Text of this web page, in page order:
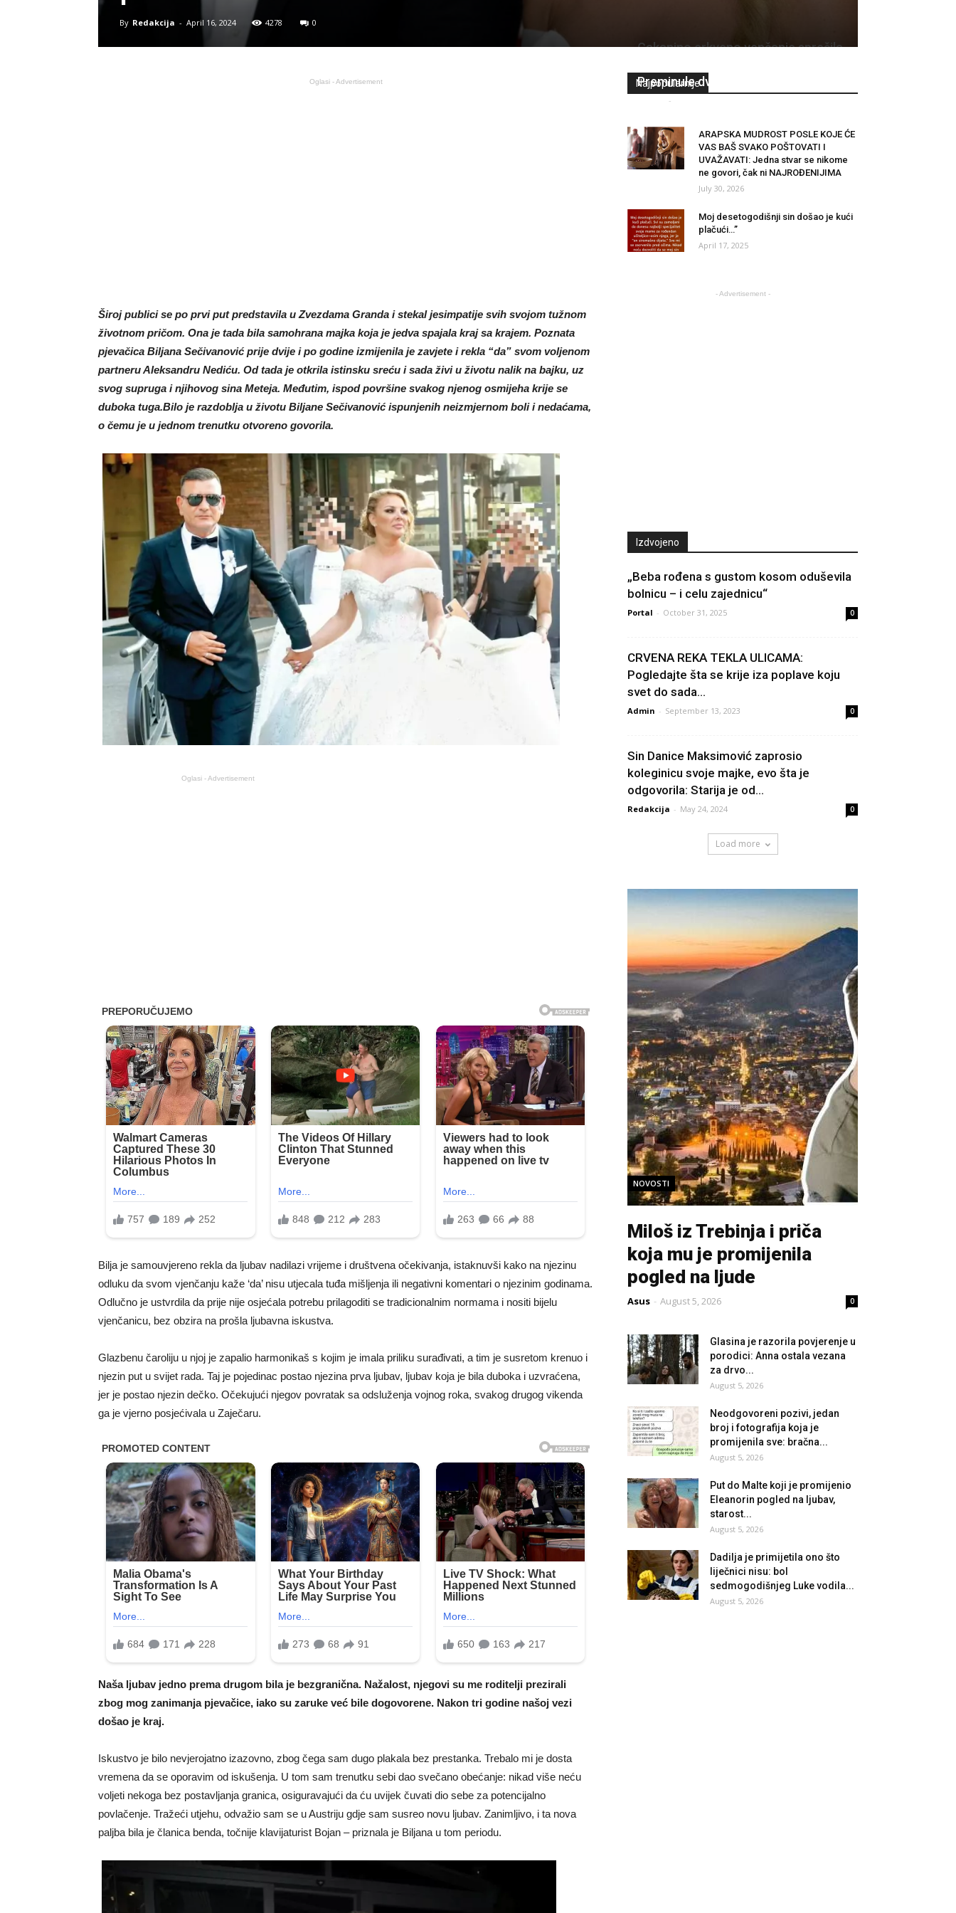
By Redakcija - April 16, 2024 4278 0
Oglasi - Advertisement
Široj publici se po prvi put predstavila u Zvezdama Granda i stekal jesimpatije svih svojom tužnom
životnom pričom. Ona je tada bila samohrana majka koja je jedva spajala kraj sa krajem. Poznata
pjevačica Biljana Sečivanović prije dvije i po godine izmijenila je zavjete i rekla “da” svom voljenom
partneru Aleksandru Nediću. Od tada je otkrila istinsku sreću i sada živi u životu nalik na bajku, uz
svog supruga i njihovog sina Meteja. Međutim, ispod površine svakog njenog osmijeha krije se
duboka tuga.Bilo je razdoblja u životu Biljane Sečivanović ispunjenih neizmjernom boli i nedaćama,
o čemu je u jednom trenutku otvoreno govorila.
Oglasi - Advertisement
Bilja je samouvjereno rekla da ljubav nadilazi vrijeme i društvena očekivanja, istaknuvši kako na njezinu
odluku da svom vjenčanju kaže ‘da’ nisu utjecala tuđa mišljenja ili negativni komentari o njezinim godinama.
Odlučno je ustvrdila da prije nije osjećala potrebu prilagoditi se tradicionalnim normama i nositi bijelu
vjenčanicu, bez obzira na prošla ljubavna iskustva.
Glazbenu čaroliju u njoj je zapalio harmonikaš s kojim je imala priliku surađivati, a tim je susretom krenuo i
njezin put u svijet rada. Taj je pojedinac postao njezina prva ljubav, ljubav koja je bila duboka i uzvraćena,
jer je postao njezin dečko. Očekujući njegov povratak sa odsluženja vojnog roka, svakog drugog vikenda
ga je vjerno posjećivala u Zaječaru.
Naša ljubav jedno prema drugom bila je bezgranična. Nažalost, njegovi su me roditelji prezirali
zbog mog zanimanja pjevačice, iako su zaruke već bile dogovorene. Nakon tri godine našoj vezi
došao je kraj.
Iskustvo je bilo nevjerojatno izazovno, zbog čega sam dugo plakala bez prestanka. Trebalo mi je dosta
vremena da se oporavim od iskušenja. U tom sam trenutku sebi dao svečano obećanje: nikad više neću
voljeti nekoga bez postavljanja granica, osiguravajući da ću uvijek čuvati dio sebe za potencijalno
povlačenje. Tražeći utjehu, odvažio sam se u Austriju gdje sam susreo novu ljubav. Zanimljivo, i ta nova
paljba bila je članica benda, točnije klavijaturist Bojan – priznala je Biljana u tom periodu.
Najpopularnije
Cakanino crkveno venčanje sprečila
Preminule dve najdraže osobe
-
ARAPSKA MUDROST POSLE KOJE ĆE
VAS BAŠ SVAKO POŠTOVATI I
UVAŽAVATI: Jedna stvar se nikome
ne govori, čak ni NAJROĐENIJIMA
July 30, 2026
Moj desetogodišnji sin došao je kući
plačući…”
April 17, 2025
- Advertisement -
Izdvojeno
„Beba rođena s gustom kosom oduševila
bolnicu – i celu zajednicu“
Portal - October 31, 2025 0
CRVENA REKA TEKLA ULICAMA:
Pogledajte šta se krije iza poplave koju
svet do sada...
Admin - September 13, 2023 0
Sin Danice Maksimović zaprosio
koleginicu svoje majke, evo šta je
odgovorila: Starija je od...
Redakcija - May 24, 2024 0
Load more
NOVOSTI
Miloš iz Trebinja i priča
koja mu je promijenila
pogled na ljude
Asus - August 5, 2026 0
Glasina je razorila povjerenje u
porodici: Anna ostala vezana
za drvo...
August 5, 2026
Neodgovoreni pozivi, jedan
broj i fotografija koja je
promijenila sve: bračna...
August 5, 2026
Put do Malte koji je promijenio
Eleanorin pogled na ljubav,
starost...
August 5, 2026
Dadilja je primijetila ono što
liječnici nisu: bol
sedmogodišnjeg Luke vodila...
August 5, 2026